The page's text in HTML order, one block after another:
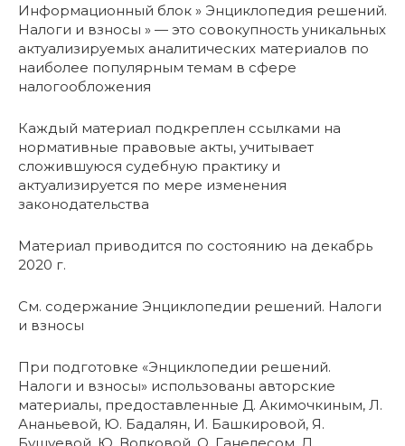
Информационный блок » Энциклопедия решений.
Налоги и взносы » — это совокупность уникальных
актуализируемых аналитических материалов по
наиболее популярным темам в сфере
налогообложения
Каждый материал подкреплен ссылками на
нормативные правовые акты, учитывает
сложившуюся судебную практику и
актуализируется по мере изменения
законодательства
Материал приводится по состоянию на декабрь
2020 г.
См. содержание Энциклопедии решений. Налоги
и взносы
При подготовке «Энциклопедии решений.
Налоги и взносы» использованы авторские
материалы, предоставленные Д. Акимочкиным, Л.
Ананьевой, Ю. Бадалян, И. Башкировой, Я.